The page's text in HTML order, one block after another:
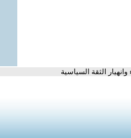
الثقة السياسية